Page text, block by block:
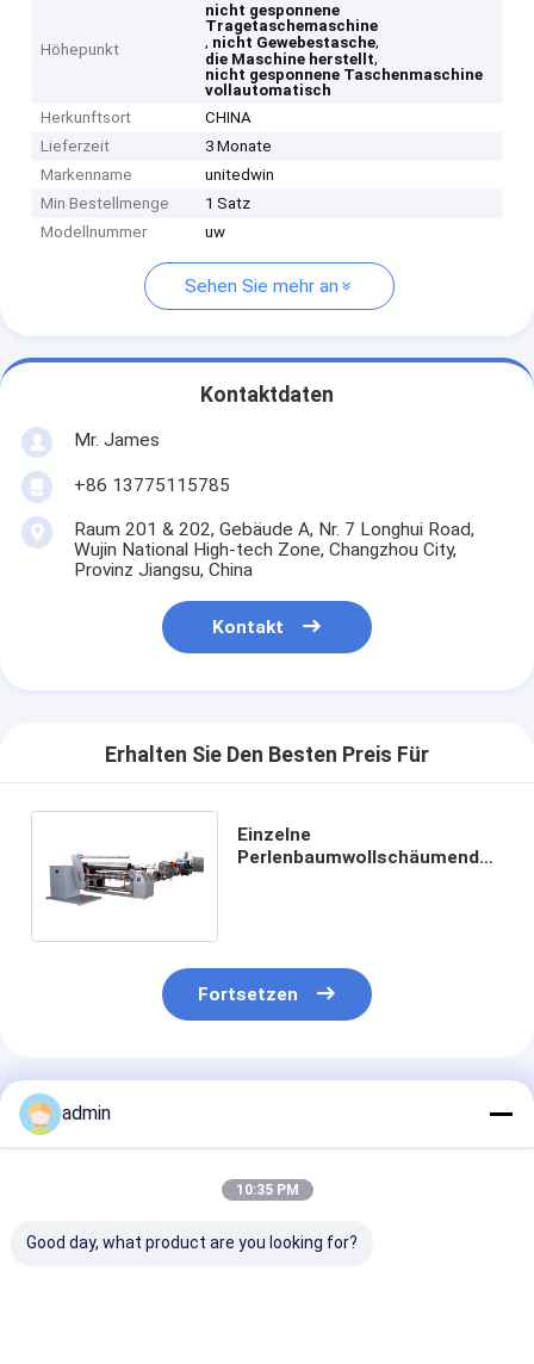
Höhepunkt
nicht gesponnene
Tragetaschemaschine
, nicht Gewebestasche,
die Maschine herstellt,
nicht gesponnene Taschenmaschine
vollautomatisch
Herkunftsort
CHINA
Lieferzeit
3 Monate
Markenname
unitedwin
Min Bestellmenge
1 Satz
Modellnummer
uw
Sehen Sie mehr an
Kontaktdaten
Mr. James
+86 13775115785
Raum 201 & 202, Gebäude A, Nr. 7 Longhui Road,
Wujin National High-tech Zone, Changzhou City,
Provinz Jiangsu, China
Kontakt
Erhalten Sie Den Besten Preis Für
Einzelne
Perlenbaumwollschäumende
Fortsetzen
Empfohlene Produkte
admin
10:35 PM
Good day, what product are you looking for?